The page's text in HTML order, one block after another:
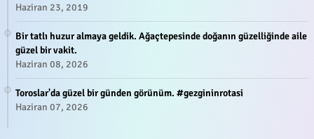
Haziran 23, 2019
Bir tatlı huzur almaya geldik. Ağaçtepesinde doğanın güzelliğinde aile
güzel bir vakit.
Haziran 08, 2026
Toroslar'da güzel bir günden görünüm. #gezgininrotasi
Haziran 07, 2026